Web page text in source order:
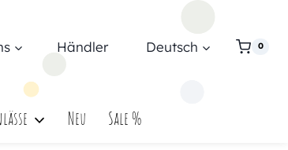
Händler Deutsch 0
Neu Sale %